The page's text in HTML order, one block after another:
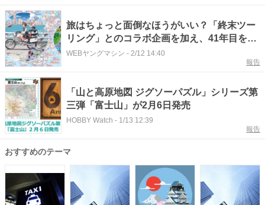
旅はちょっと面倒なほうがいい？「終末ツー
リング」とのコラボ企画を加え、41年目を迎
えたライダーのバイブル『ツーリングマップ
WEBヤングマシン - 2/12 14:40
報告
「山と高原地図 ジグソーパズル」シリーズ第
三弾「富士山」が2月6日発売
HOBBY Watch - 1/13 12:39
報告
おすすめのテーマ